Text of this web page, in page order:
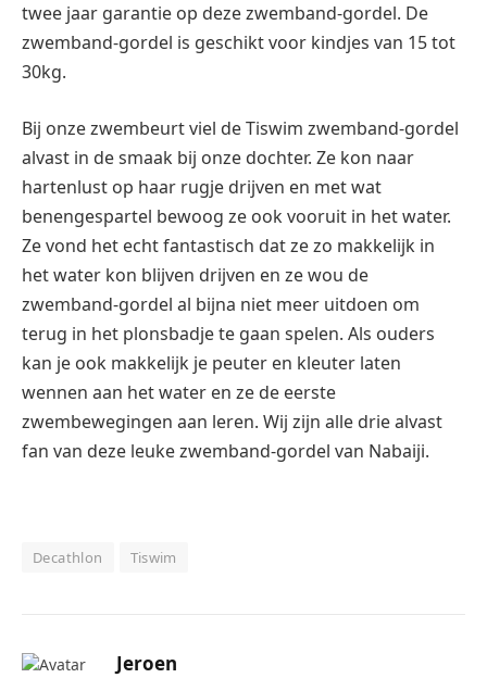
twee jaar garantie op deze zwemband-gordel. De
zwemband-gordel is geschikt voor kindjes van 15 tot
30kg.
Bij onze zwembeurt viel de Tiswim zwemband-gordel
alvast in de smaak bij onze dochter. Ze kon naar
hartenlust op haar rugje drijven en met wat
benengespartel bewoog ze ook vooruit in het water.
Ze vond het echt fantastisch dat ze zo makkelijk in
het water kon blijven drijven en ze wou de
zwemband-gordel al bijna niet meer uitdoen om
terug in het plonsbadje te gaan spelen. Als ouders
kan je ook makkelijk je peuter en kleuter laten
wennen aan het water en ze de eerste
zwembewegingen aan leren. Wij zijn alle drie alvast
fan van deze leuke zwemband-gordel van Nabaiji.
Decathlon Tiswim
Jeroen